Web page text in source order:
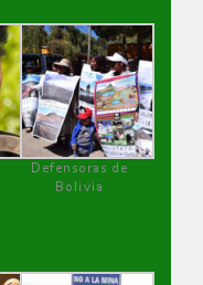
Defensoras de
Bolivia